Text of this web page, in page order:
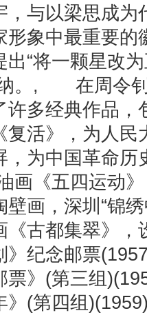
，与以梁思成为
形象中最重要
“将一颗星改
纳。, 在周令
许多经典作品，
复活》，为人民
，为中国革命
画《五四运动
画，深圳“锦
《古都集翠》，
》纪念邮票
票》(第三组
》(第四组